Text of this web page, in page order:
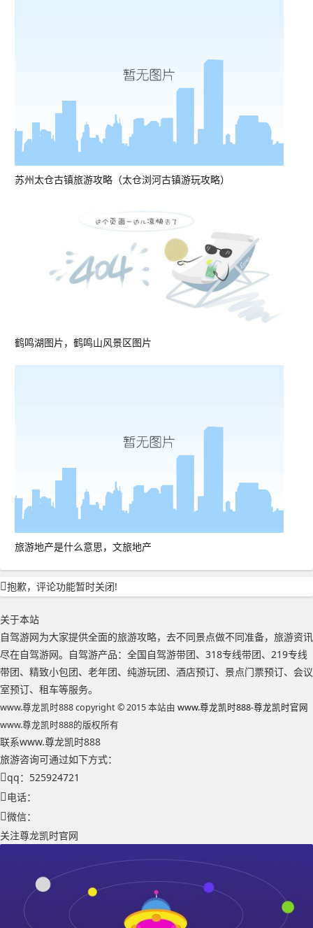
苏州太仓古镇旅游攻略（太仓浏河古镇游玩攻略）
鹤鸣湖图片，鹤鸣山风景区图片
旅游地产是什么意思，文旅地产
抱歉，评论功能暂时关闭!
关于本站
自驾游网为大家提供全面的旅游攻略，去不同景点做不同准备，旅游资讯
尽在自驾游网。自驾游产品：全国自驾游带团、318专线带团、219专线
带团、精致小包团、老年团、纯游玩团、酒店预订、景点门票预订、会议
室预订、租车等服务。
www.尊龙凯时888 copyright © 2015 本站由 www.尊龙凯时888-尊龙凯时官网
www.尊龙凯时888的版权所有
联系www.尊龙凯时888
旅游咨询可通过如下方式：
qq：525924721
电话：
微信：
关注尊龙凯时官网